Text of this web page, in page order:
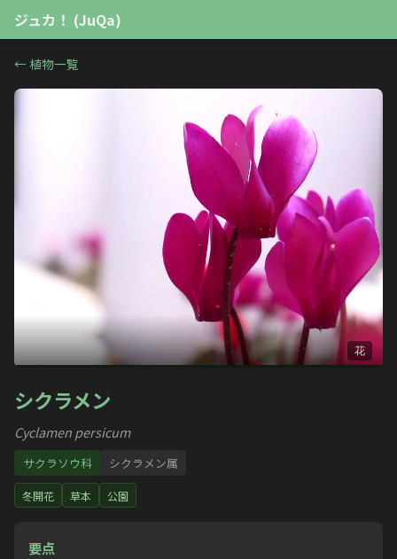
ジュカ！ (JuQa)
← 植物一覧
花
シクラメン
Cyclamen persicum
サクラソウ科 シクラメン属
冬開花 草本 公園
要点